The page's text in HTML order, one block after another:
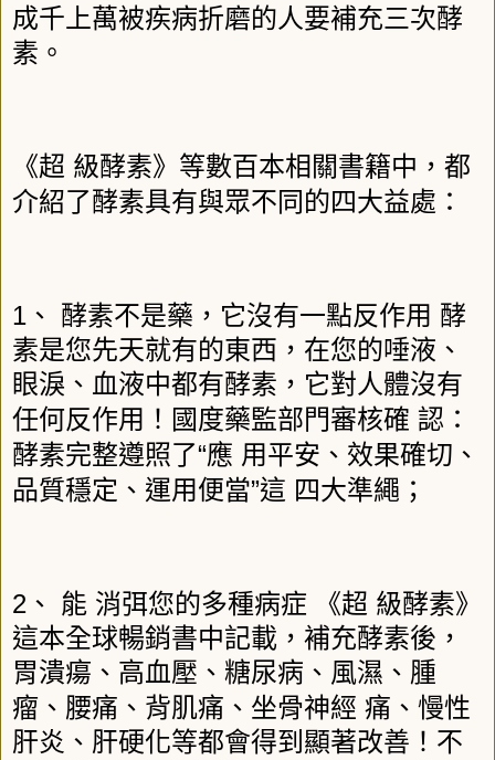
成千上萬被疾病折磨的人要補充三次酵
素。
《超 級酵素》等數百本相關書籍中，都
介紹了酵素具有與眾不同的四大益處：
1 、 酵素不是藥，它沒有一點反作用 酵
素是您先天就有的東西，在您的唾液、
眼淚、血液中都有酵素，它對人體沒有
任何反作用！國度藥監部門審核確 認：
酵素完整遵照了“應 用平安、效果確切、
品質穩定、運用便當”這 四大準繩；
2 、 能 消弭您的多種病症 《超 級酵素》
這本全球暢銷書中記載，補充酵素後，
胃潰瘍、高血壓、糖尿病、風濕、腫
瘤、腰痛、背肌痛、坐骨神經 痛、慢性
肝炎、肝硬化等都會得到顯著改善！不